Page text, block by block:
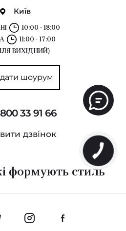
Київ
10:00 - 18:00
11:00 - 17:00
ВИХІДНИЙ)
шоурум
33 91 66
дзвінок
формують стиль